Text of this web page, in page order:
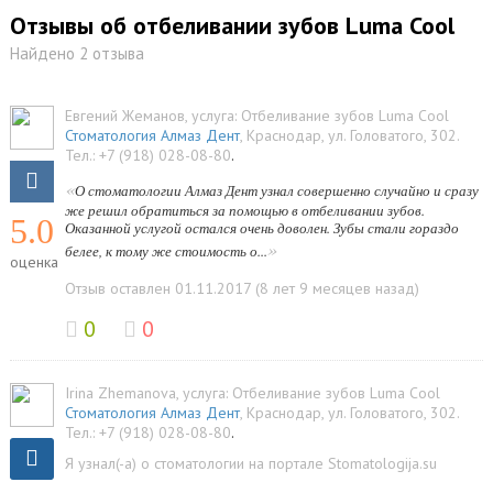
Отзывы об отбеливании зубов Luma Cool
Найдено 2 отзыва
5.0
оценка
Евгений Жеманов, услуга: Отбеливание зубов Luma Cool
Стоматология Алмаз Дент, Краснодар, ул. Головатого, 302.
Тел.: +7 (918) 028-08-80.
«О стоматологии Алмаз Дент узнал совершенно случайно и сразу
же решил обратиться за помощью в отбеливании зубов.
Оказанной услугой остался очень доволен. Зубы стали гораздо
белее, к тому же стоимость о...»
Отзыв оставлен 01.11.2017 (8 лет 9 месяцев назад)
0 0
Irina Zhemanova, услуга: Отбеливание зубов Luma Cool
Стоматология Алмаз Дент, Краснодар, ул. Головатого, 302.
Тел.: +7 (918) 028-08-80.
Я узнал(-а) о стоматологии на портале Stomatologija.su